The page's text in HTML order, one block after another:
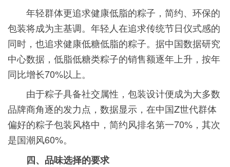
年轻群体更追求健康低脂的粽子，简约、环保的
包装将成为主基调。年轻人在追求传统节日仪式感的
同时，也追求健康低糖低脂的粽子。据中国数据研究
中心数据，低脂低糖类粽子的销售额逐年上升，按年
同比增长70%以上。
由于粽子具备社交属性，包装设计便成为大多数
品牌商角逐的发力点，数据显示，在中国Z世代群体
偏好的粽子包装风格中，简约风排名第一70%，其次
是国潮风60%。
四、品味选择的要求